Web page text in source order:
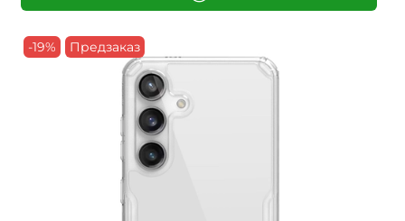
-19% Предзаказ